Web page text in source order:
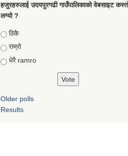
हजुरहरुलाई उदयपुरगढी गाउँपालिकाको वेबसाइट
लग्यो ?
Choices
ठिकै
राम्रो
धेरै ramro
Older polls
Results